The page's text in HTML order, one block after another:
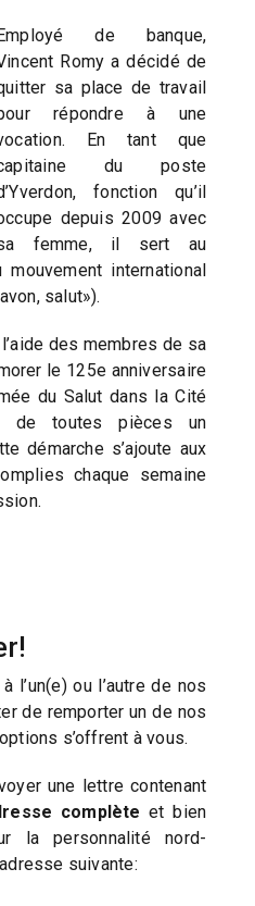
de banque,
Romy a décidé de
sa place de travail
répondre à une
En tant que
du poste
fonction qu’il
depuis 2009 avec
femme, il sert au
international
salut»).
des membres de sa
le 125e anniversaire
du Salut dans la Cité
de toutes pièces un
démarche s’ajoute aux
chaque semaine
l’un(e) ou l’autre de nos
de remporter un de nos
s’offrent à vous.
une lettre contenant
complète et bien
la personnalité nord-
suivante: